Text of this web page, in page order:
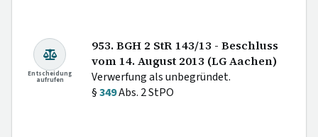
Entscheidung
aufrufen
953. BGH 2 StR 143/13 - Beschluss
vom 14. August 2013 (LG Aachen)
Verwerfung als unbegründet.
§349Abs. 2 StPO